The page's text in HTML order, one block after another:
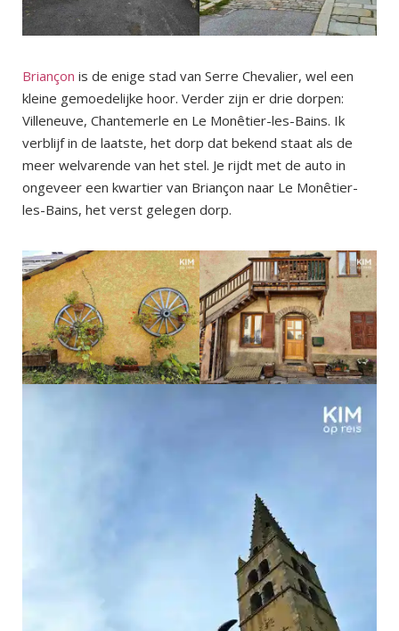
Briançon is de enige stad van Serre Chevalier, wel een
kleine gemoedelijke hoor. Verder zijn er drie dorpen:
Villeneuve, Chantemerle en Le Monêtier-les-Bains. Ik
verblijf in de laatste, het dorp dat bekend staat als de
meer welvarende van het stel. Je rijdt met de auto in
ongeveer een kwartier van Briançon naar Le Monêtier-
les-Bains, het verst gelegen dorp.